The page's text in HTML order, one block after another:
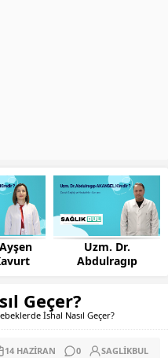
Uzm. Dr.
Abdulragıp
Geçer?
İshal Nasıl Geçer?
14 HAZIRAN 0 SAGLIKBUL